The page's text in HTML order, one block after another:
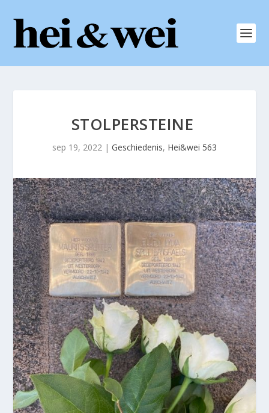
STOLPERSTEINE
sep 19, 2022 | Geschiedenis, Hei&wei 563